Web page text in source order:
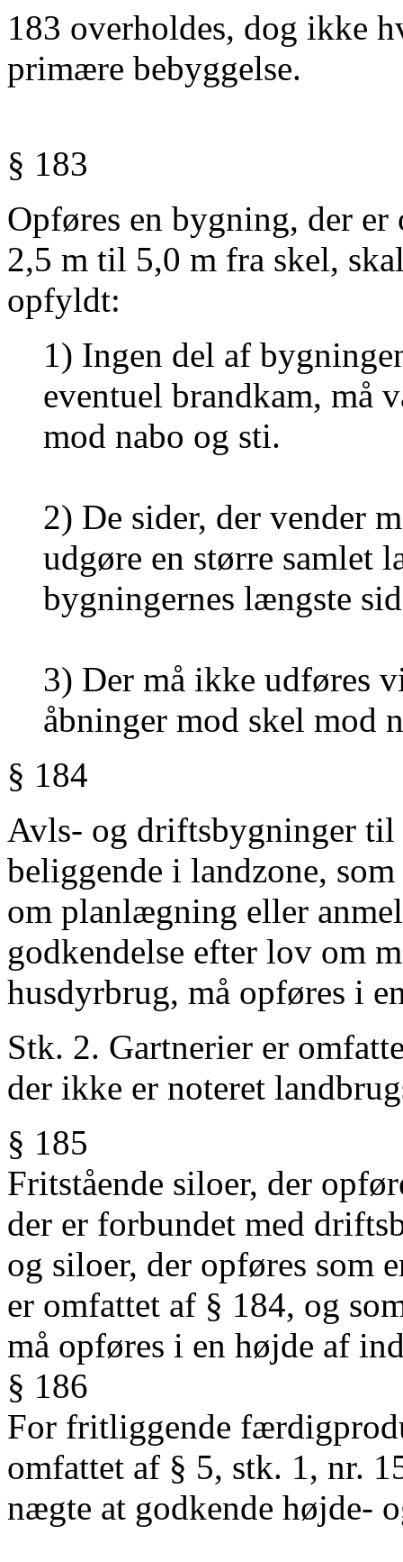
183 overholdes, dog ikke
primære bebyggelse.
§ 183
Opføres en bygning, der
2,5 m til 5,0 m fra skel,
opfyldt:
1) Ingen del af
eventuel brandkam, må
mod nabo og sti.
2) De sider, der vender
udgøre en større samlet
bygningernes længste
3) Der må ikke udføres
åbninger mod skel mod
§ 184
Avls- og driftsbygninger til
beliggende i landzone,
om planlægning eller
godkendelse efter lov om
husdyrbrug, må opføres i
Stk. 2. Gartnerier er
der ikke er noteret
§ 185
Fritstående siloer, der
der er forbundet med
og siloer, der opføres som
er omfattet af § 184, og
må opføres i en højde af
§ 186
For fritliggende
omfattet af § 5, stk. 1, nr.
nægte at godkende højde-